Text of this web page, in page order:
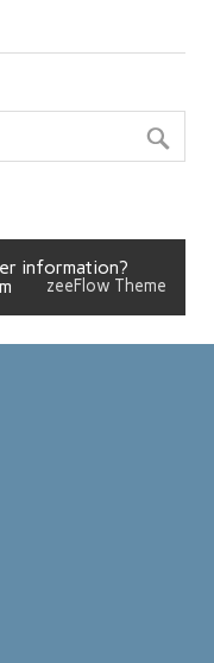
information?
zeeFlow Theme